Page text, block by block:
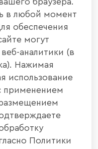
Рябова, д. 31
браузера.
в любой момент
обеспечения
могут
аналитики (в
Нажимая
использование
применением
Политики